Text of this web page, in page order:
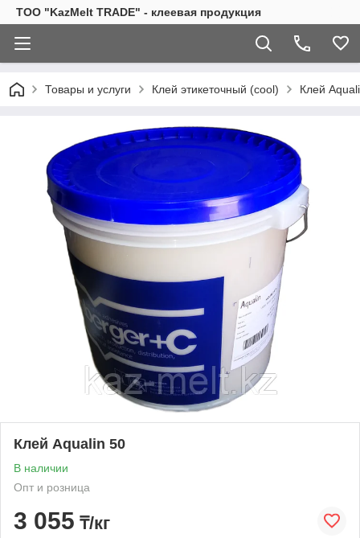
TOO "KazMelt TRADE" - клеевая продукция
Товары и услуги Клей этикеточный (cool) Клей
Клей Aqualin 50
В наличии
Опт и розница
3 055 ₸/кг